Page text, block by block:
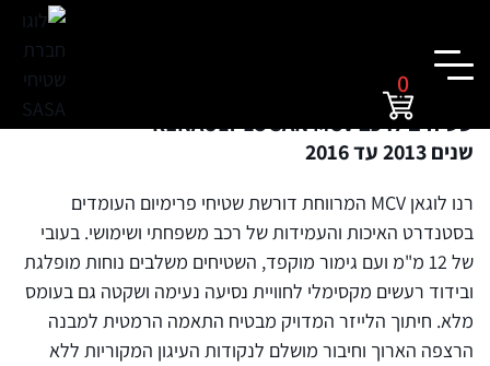
0
שטיחים לרכב RENAULT LOGAN MCV
שנים 2013 עד 2016
רנו לוגאן MCV המרווחת דורשת שטיחי פרימיום העומדים
בסטנדרט האיכות והעמידות של רכב משפחתי ושימושי. בעובי
של 12 מ"מ ועם גימור מוקפד, השטיחים משלבים נוחות מופלגת
ובידוד רעשים מקסימלי לחוויית נסיעה נעימה ושקטה גם בעומס
מלא. חיתוך הלייזר המדויק מבטיח התאמה הרמטית למבנה
הרצפה הארוך וחיבור מושלם לנקודות העיגון המקוריות ללא